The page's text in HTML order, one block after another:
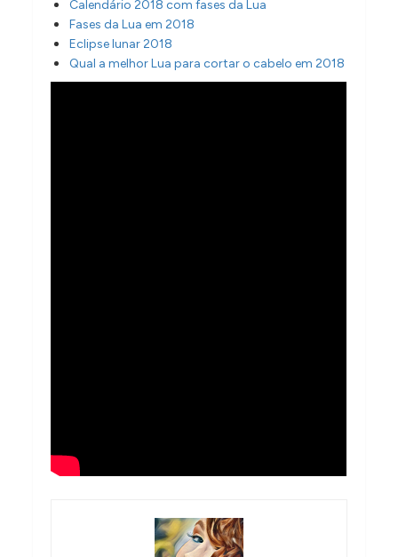
Calendário 2018 com fases da Lua
Fases da Lua em 2018
Eclipse lunar 2018
Qual a melhor Lua para cortar o cabelo em 2018